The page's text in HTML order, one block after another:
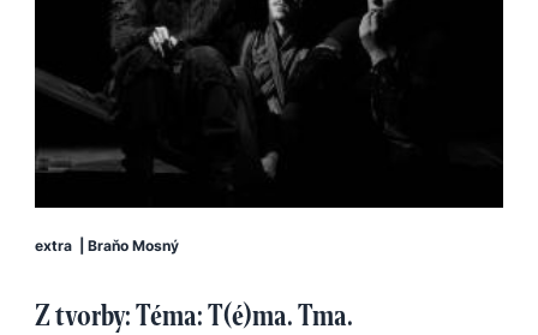
extra Braňo Mosný
Z tvorby: Téma: T(é)ma. Tma.